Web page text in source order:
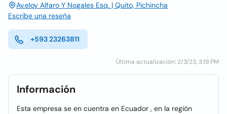
Av.eloy Alfaro Y Nogales Esq. | Quito, Pichincha
Escribe una reseña
+593 23263811
Última actualización: 2/3/23, 3:19 PM
Información
Esta empresa se en cuentra en Ecuador , en la región